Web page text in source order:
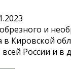
и
Кировской
России и в